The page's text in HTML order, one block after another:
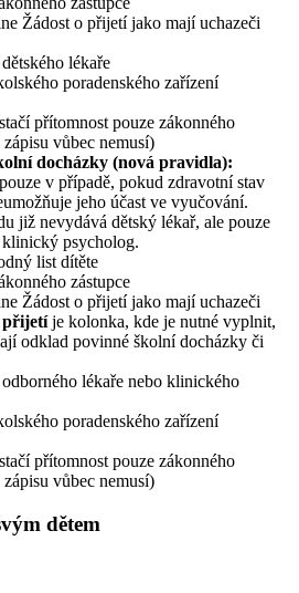
Žádost o přijetí jako mají uchazeči
lékaře
poradenského zařízení
přítomnost pouze zákonného
vůbec nemusí)
docházky (nová pravidla):
v případě, pokud zdravotní stav
jeho účast ve vyučování.
již nevydává dětský lékař, ale pouze
psycholog.
list dítěte
zástupce
Žádost o přijetí jako mají uchazeči
přijetíje kolonka, kde je nutné vyplnit,
odklad povinné školní docházky či
lékaře nebo klinického
poradenského zařízení
přítomnost pouze zákonného
vůbec nemusí)
dětem